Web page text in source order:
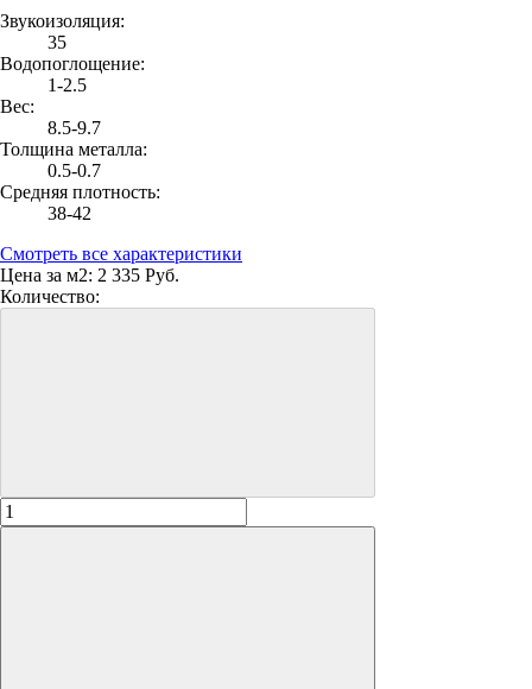
Звукоизоляция:
35
Водопоглощение:
1-2.5
Вес:
8.5-9.7
Толщина металла:
0.5-0.7
Средняя плотность:
38-42
Смотреть все характеристики
Цена за м2: 2 335 Руб.
Количество: